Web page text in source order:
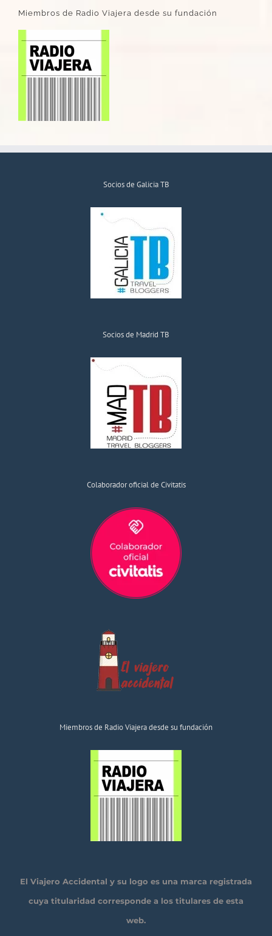
Miembros de Radio Viajera desde su fundación
Socios de Galicia TB
Socios de Madrid TB
Colaborador oficial de Civitatis
Miembros de Radio Viajera desde su fundación
El Viajero Accidental y su logo es una marca registrada
cuya titularidad corresponde a los titulares de esta
web.